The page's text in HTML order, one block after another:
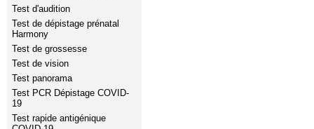
Test d'audition
Test de dépistage prénatal
Harmony
Test de grossesse
Test de vision
Test panorama
Test PCR Dépistage COVID-
19
Test rapide antigénique